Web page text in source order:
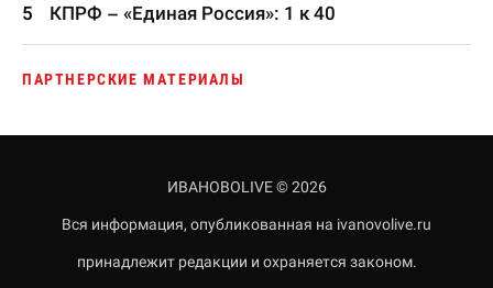
КПРФ – «Единая Россия»: 1 к 40
ПАРТНЕРСКИЕ МАТЕРИАЛЫ
ИВАНОВОLIVE © 2026
Вся информация, опубликованная на ivanovolive.ru
принадлежит редакции и охраняется законом.